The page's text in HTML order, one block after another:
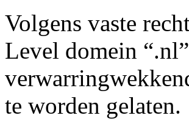
Volgens vaste
Level domein
te worden gelaten.